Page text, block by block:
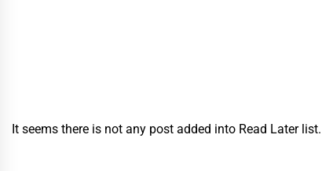
It seems there is not any post added into Read Later list.